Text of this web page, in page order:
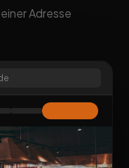
Adresse